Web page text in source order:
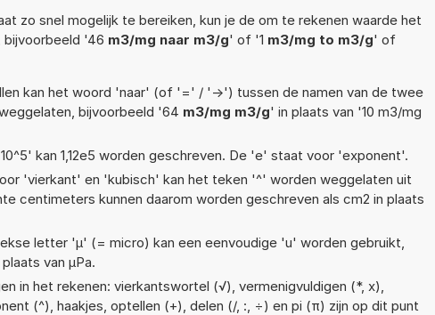
zo snel mogelijk te bereiken, kun je de om te rekenen waarde het
'46 m3/mg naar m3/g' of '1 m3/mg to m3/g' of
kan het woord 'naar' (of '=' / '->') tussen de namen van de twee
bijvoorbeeld '64 m3/mg m3/g' in plaats van '10 m3/mg
10^5' kan 1,12e5 worden geschreven. De 'e' staat voor 'exponent'.
'vierkant' en 'kubisch' kan het teken '^' worden weggelaten uit
centimeters kunnen daarom worden geschreven als cm2 in plaats
letter 'µ' (= micro) kan een eenvoudige 'u' worden gebruikt,
van µPa.
in het rekenen: vierkantswortel (√), vermenigvuldigen (*, x),
(^), haakjes, optellen (+), delen (/, :, ÷) en pi (π) zijn op dit punt